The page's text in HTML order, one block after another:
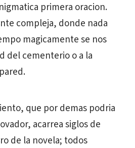
primera oracion.
compleja, donde nada
magicamente se nos
del cementerio o a la
que por demas podria
acarrea siglos de
de la novela; todos